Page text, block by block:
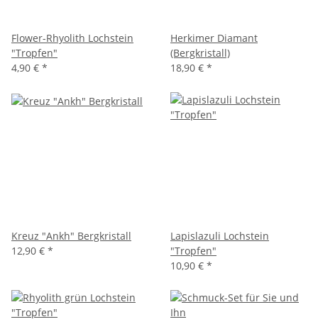
Flower-Rhyolith Lochstein
"Tropfen"
4,90 € *
Herkimer Diamant
(Bergkristall)
18,90 € *
Kreuz "Ankh" Bergkristall
12,90 € *
Lapislazuli Lochstein
"Tropfen"
10,90 € *